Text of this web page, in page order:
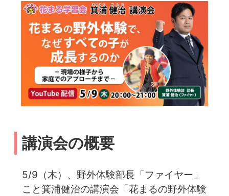
講演会の概要
5/9（木）、野外体験部長「ファイヤー」
こと箕浦健治の講演会「花まるの野外体験